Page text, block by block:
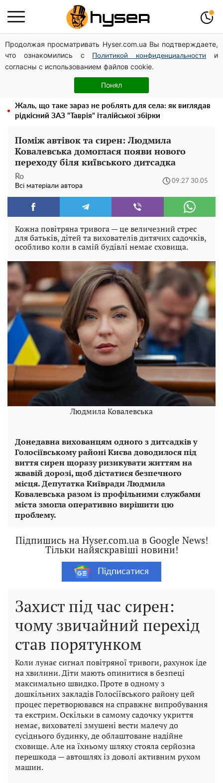
Продолжая просматривать Hyser.com.ua Вы подтверждаете,
что ознакомились с
Политикой конфиденциальности
и
согласны с использованием файлов cookie.
Понял
Дрони із націнкою: Олександр Конотопський вивів
мільйони оборонного бюджету через фіктивну фірму в
Естонії
Повністю гола Анна Трінчер блиснула "принадами":
таких розмірів ви ще не бачили
Жаль, що таке зараз не роблять для села: як виглядав
рідкісний ЗАЗ "Таврія" італійської збірки
Поміж автівок та сирен: Людмила
Ковалевська домоглася появи нового
переходу біля київського дитсадка
Ro
Всі матеріали автора
09:27 30.05
Кожна повітряна тривога — це величезний стрес
для батьків, дітей та вихователів дитячих садочків,
особливо коли в самій будівлі немає сховища.
Людмила Ковалевська
Донедавна вихованцям одного з дитсадків у
Голосіївському районі Києва доводилося під
виття сирен щоразу ризикувати життям на
жвавій дорозі, щоб дістатися безпечного
місця. Депутатка Київради Людмила
Ковалевська разом із профільними службами
міста змогла оперативно вирішити цю
проблему.
Підпишись на Hyser.com.ua в Google News!
Тільки найяскравіші новини!
Підписатися
Захист під час сирен:
чому звичайний перехід
став порятунком
Коли лунає сигнал повітряної тривоги, рахунок іде
на хвилини. Діти мають опинитися в безпеці
максимально швидко. Проте в одному з
дошкільних закладів Голосіївського району цей
процес перетворювався на справжнє випробування
та екстрим. Оскільки в самому садочку укриття
немає, вихователі змушені вести малечу до
сусіднього будинку, де облаштоване надійне
сховище. Але на їхньому шляху стояла серйозна
перешкода — автошлях із доволі активним рухом
машин.